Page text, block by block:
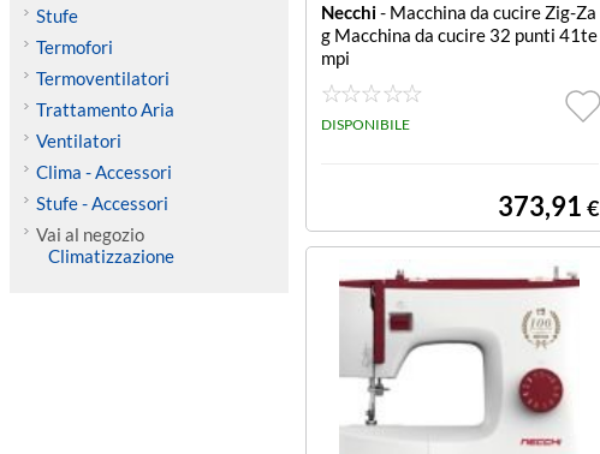
Stufe
Termofori
Termoventilatori
Trattamento Aria
Ventilatori
Clima - Accessori
Stufe - Accessori
Vai al negozio
Climatizzazione
Necchi- Macchina da cucire Zig-Za
g Macchina da cucire 32 punti 41te
mpi
DISPONIBILE
373,91 €